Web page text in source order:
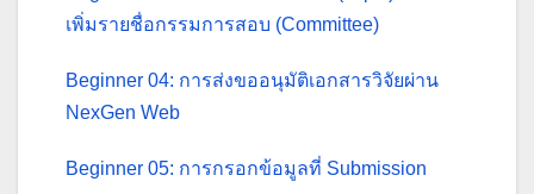
เพิ่มรายชื่อกรรมการสอบ (Committee)
Beginner 04: การส่งขออนุมัติเอกสารวิจัยผ่าน
NexGen Web
Beginner 05: การกรอกข้อมูลที่ Submission